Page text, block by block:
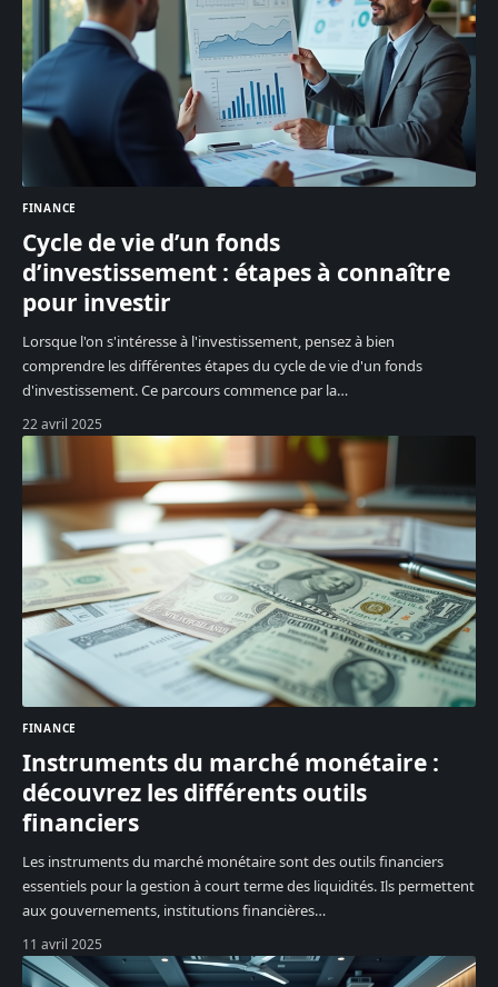
FINANCE
Cycle de vie d’un fonds
d’investissement : étapes à connaître
pour investir
Lorsque l'on s'intéresse à l'investissement, pensez à bien
comprendre les différentes étapes du cycle de vie d'un fonds
d'investissement. Ce parcours commence par la…
22 avril 2025
FINANCE
Instruments du marché monétaire :
découvrez les différents outils
financiers
Les instruments du marché monétaire sont des outils financiers
essentiels pour la gestion à court terme des liquidités. Ils permettent
aux gouvernements, institutions financières…
11 avril 2025